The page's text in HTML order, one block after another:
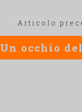
Articolo
Un occhio